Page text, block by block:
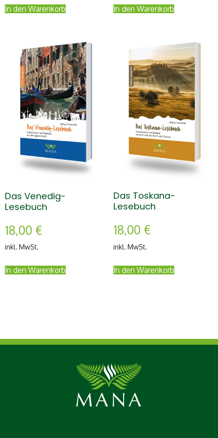
In den Warenkorb In den Warenkorb
Das Venedig-
Lesebuch
18,00 €
inkl. MwSt.
In den Warenkorb
Das Toskana-
Lesebuch
18,00 €
inkl. MwSt.
In den Warenkorb